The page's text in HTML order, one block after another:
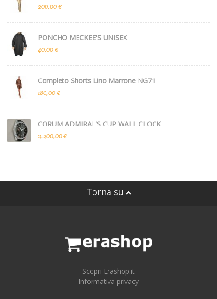
200,00 €
PONCHO MECKEE'S UNISEX
40,00 €
Completo Shorts Lino Marrone NG71
180,00 €
CORUM ADMIRAL'S CUP WALL CLOCK
2.200,00 €
Torna su
Scopri Erashop.it
Informativa privacy